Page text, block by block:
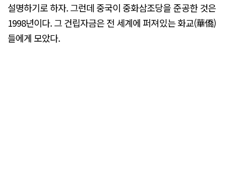
설명하기로 하자. 그런데 중국이 중화삼조당을 준공한 것은
1998년이다. 그 건립자금은 전 세계에 퍼져있는 화교(華僑)
들에게 모았다.